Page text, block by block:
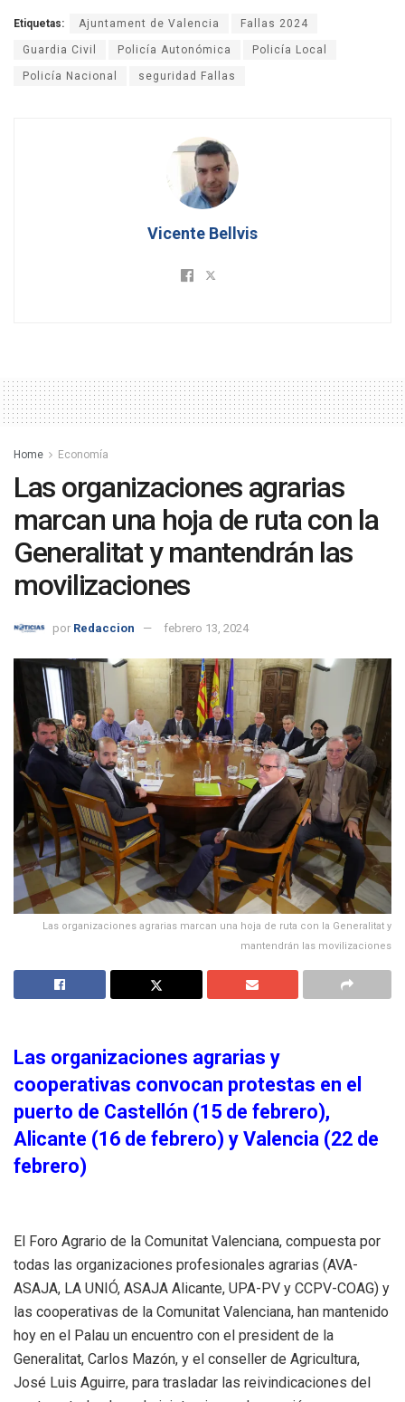
Etiquetas: Ajuntament de Valencia Fallas 2024
Guardia Civil Policía Autonómica Policía Local
Policía Nacional seguridad Fallas
Vicente Bellvis
Home Economía
Las organizaciones agrarias
marcan una hoja de ruta con la
Generalitat y mantendrán las
movilizaciones
por Redaccion febrero 13, 2024
Las organizaciones agrarias marcan una hoja de ruta con la Generalitat y
mantendrán las movilizaciones
Las organizaciones agrarias y
cooperativas convocan protestas en el
puerto de Castellón (15 de febrero),
Alicante (16 de febrero) y Valencia (22 de
febrero)
El Foro Agrario de la Comunitat Valenciana, compuesta por
todas las organizaciones profesionales agrarias (AVA-
ASAJA, LA UNIÓ, ASAJA Alicante, UPA-PV y CCPV-COAG) y
las cooperativas de la Comunitat Valenciana, han mantenido
hoy en el Palau un encuentro con el president de la
Generalitat, Carlos Mazón, y el conseller de Agricultura,
José Luis Aguirre, para trasladar las reivindicaciones del